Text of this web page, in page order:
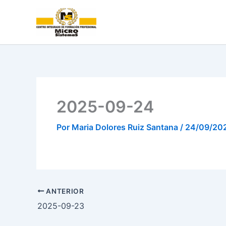
2025-09-24
Por Maria Dolores Ruiz Santana / 24/09/
ANTERIOR
2025-09-23